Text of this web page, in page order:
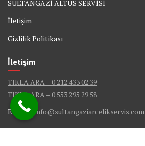
SULTANGAZİ ALTUS SERVİSİ
İletişim
Gizlilik Politikası
İletişim
TIKLA ARA – 0 212 433 02 39
TIKLA ARA – 0 553 295 29 58
E-Mail : info@sultangaziarcelikservis.com